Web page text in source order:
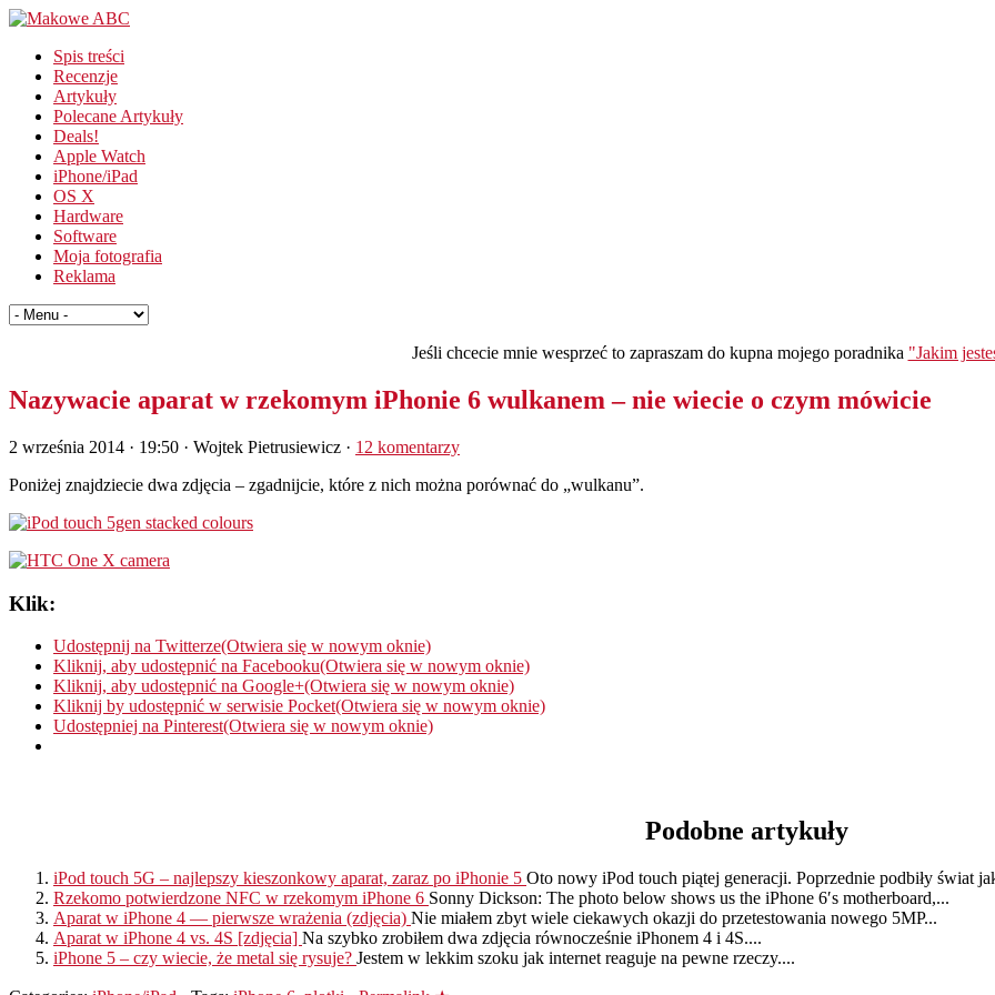
Spis treści
Recenzje
Artykuły
Polecane Artykuły
Deals!
Apple Watch
iPhone/iPad
OS X
Hardware
Software
Moja fotografia
Reklama
Jeśli chcecie mnie wesprzeć to zapraszam do kupna mojego poradnika "Jakim
Nazywacie aparat w rzekomym iPhonie 6 wulkanem – nie wiecie o czym mówicie
2 września 2014 · 19:50 · Wojtek Pietrusiewicz · 12 komentarzy
Poniżej znajdziecie dwa zdjęcia – zgadnijcie, które z nich można porównać do „wulkanu”.
Klik:
Udostępnij na Twitterze(Otwiera się w nowym oknie)
Kliknij, aby udostępnić na Facebooku(Otwiera się w nowym oknie)
Kliknij, aby udostępnić na Google+(Otwiera się w nowym oknie)
Kliknij by udostępnić w serwisie Pocket(Otwiera się w nowym oknie)
Udostępniej na Pinterest(Otwiera się w nowym oknie)
Podobne artykuły
iPod touch 5G – najlepszy kieszonkowy aparat, zaraz po iPhonie 5 Oto nowy iPod touch piątej generacji. Poprzednie podbiły świat
Rzekomo potwierdzone NFC w rzekomym iPhone 6 Sonny Dickson: The photo below shows us the iPhone 6′s motherboard,...
Aparat w iPhone 4 — pierwsze wrażenia (zdjęcia) Nie miałem zbyt wiele ciekawych okazji do przetestowania nowego 5MP...
Aparat w iPhone 4 vs. 4S [zdjęcia] Na szybko zrobiłem dwa zdjęcia równocześnie iPhonem 4 i 4S....
iPhone 5 – czy wiecie, że metal się rysuje? Jestem w lekkim szoku jak internet reaguje na pewne rzeczy....